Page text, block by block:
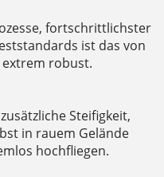
fortschrittlichster
ist das von
robust.
Steifigkeit,
in rauem Gelände
hochfliegen.